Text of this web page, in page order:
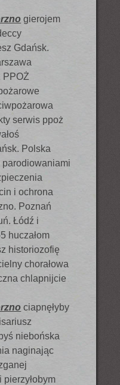
gierojem
Gdańsk.
PPOŻ
serwis ppoż
Polska
parodiowaniami
i ochrona
Poznań
Łódź i
huczałom
historiozofię
chorałowa
chlapnijcie
ciapnęłyby
niebońska
naginając